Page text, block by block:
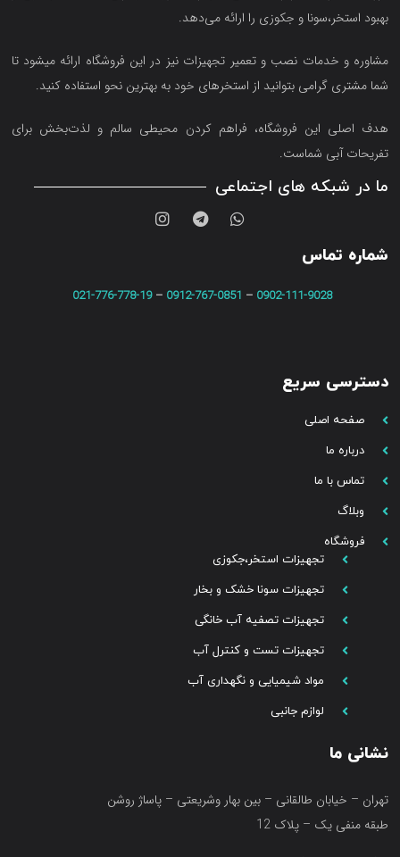
بهبود استخر،سونا و جکوزی را ارائه می‌دهد.
مشاوره و خدمات نصب و تعمیر تجهیزات نیز در این فروشگاه ارائه میشود تا
شما مشتری گرامی بتوانید از استخرهای خود به بهترین نحو استفاده کنید.
هدف اصلی این فروشگاه‌، فراهم کردن محیطی سالم و لذت‌بخش برای
تفریحات آبی شماست.
ما در شبکه های اجتماعی
شماره تماس
0902-111-9028
–
0912-767-0851
–
021-776-778-19
دسترسی سریع
صفحه اصلی
درباره ما
تماس با ما
وبلاگ
فروشگاه
تجهیزات استخر،جکوزی
تجهیزات سونا خشک و بخار
تجهیزات تصفیه آب خانگی
تجهیزات تست و کنترل آب
مواد شیمیایی و نگهداری آب
لوازم جانبی
نشانی ما
تهران – خیابان طالقانی – بین بهار وشریعتی – پاساژ روشن
طبقه منفی یک – پلاک 12